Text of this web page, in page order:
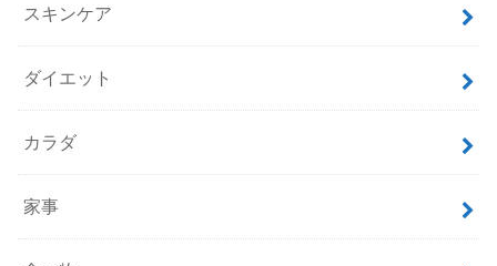
スキンケア
ダイエット
カラダ
家事